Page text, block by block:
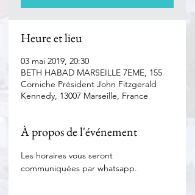
Heure et lieu
03 mai 2019, 20:30
BETH HABAD MARSEILLE 7EME, 155
Corniche Président John Fitzgerald
Kennedy, 13007 Marseille, France
À propos de l'événement
Les horaires vous seront
communiquées par whatsapp.